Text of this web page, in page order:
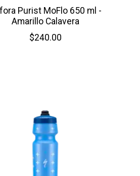
Purist MoFlo 650 ml -
Amarillo Calavera
$240.00